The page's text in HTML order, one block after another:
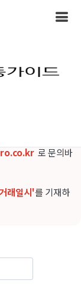
로 문의바
래일시'를 기재하